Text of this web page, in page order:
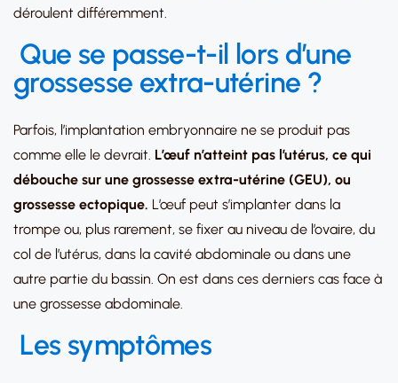
déroulent différemment.
Que se passe-t-il lors d’une
grossesse extra-utérine ?
Parfois, l’implantation embryonnaire ne se produit pas
comme elle le devrait. L’œuf n’atteint pas l’utérus, ce qui
débouche sur une grossesse extra-utérine (GEU), ou
grossesse ectopique. L’œuf peut s’implanter dans la
trompe ou, plus rarement, se fixer au niveau de l’ovaire, du
col de l’utérus, dans la cavité abdominale ou dans une
autre partie du bassin. On est dans ces derniers cas face à
une grossesse abdominale.
Les symptômes